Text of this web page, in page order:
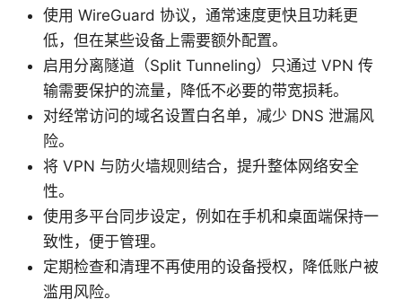
使用 WireGuard 协议，通常速度更快且功耗更
低，但在某些设备上需要额外配置。
启用分离隧道（Split Tunneling）只通过 VPN 传
输需要保护的流量，降低不必要的带宽损耗。
对经常访问的域名设置白名单，减少 DNS 泄漏风
险。
将 VPN 与防火墙规则结合，提升整体网络安全
性。
使用多平台同步设定，例如在手机和桌面端保持一
致性，便于管理。
定期检查和清理不再使用的设备授权，降低账户被
滥用风险。